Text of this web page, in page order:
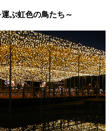
ぶ虹色の鳥たち～